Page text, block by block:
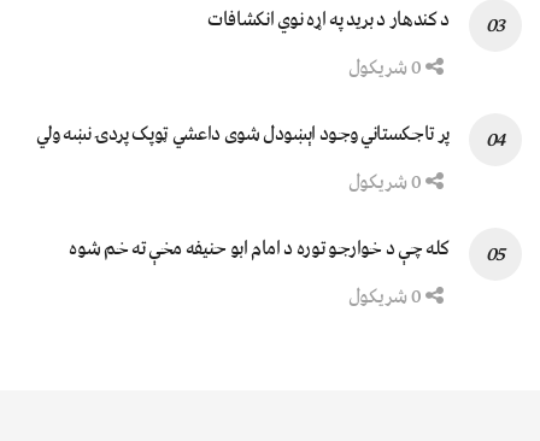
د کندهار د برید په اړه نوي انکشافات
پر تاجکستاني وجود اېښودل شوی داعشي ټوپک پردۍ نښه ولي
کله چې د خوارجو توره د امام ابو حنیفه مخې ته خم شوه